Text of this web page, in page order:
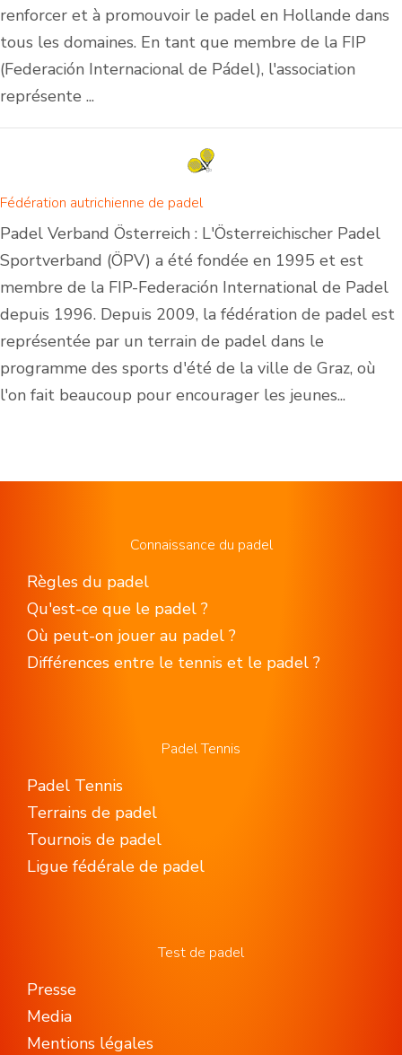
renforcer et à promouvoir le padel en Hollande dans
tous les domaines. En tant que membre de la FIP
(Federación Internacional de Pádel), l'association
représente ...
Fédération autrichienne de padel
Padel Verband Österreich : L'Österreichischer Padel
Sportverband (ÖPV) a été fondée en 1995 et est
membre de la FIP-Federación International de Padel
depuis 1996. Depuis 2009, la fédération de padel est
représentée par un terrain de padel dans le
programme des sports d'été de la ville de Graz, où
l'on fait beaucoup pour encourager les jeunes...
Connaissance du padel
Règles du padel
Qu'est-ce que le padel ?
Où peut-on jouer au padel ?
Différences entre le tennis et le padel ?
Padel Tennis
Padel Tennis
Terrains de padel
Tournois de padel
Ligue fédérale de padel
Test de padel
Presse
Media
Mentions légales